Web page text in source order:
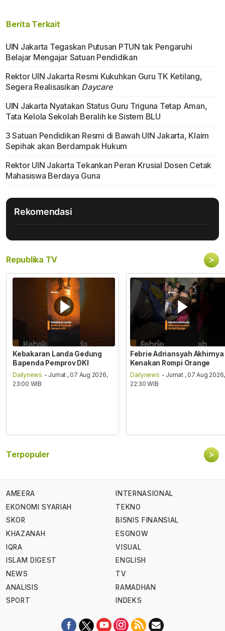
Berita Terkait
UIN Jakarta Tegaskan Putusan PTUN tak Pengaruhi
Belajar Mengajar Satuan Pendidikan
Rektor UIN Jakarta Resmi Kukuhkan Guru TK Ketilang,
Segera Realisasikan Daycare
UIN Jakarta Nyatakan Status Guru Triguna Tetap Aman,
Tata Kelola Sekolah Beralih ke Sistem BLU
3 Satuan Pendidikan Resmi di Bawah UIN Jakarta, Klaim
Sepihak akan Berdampak Hukum
Rektor UIN Jakarta Tekankan Peran Krusial Dosen Cetak
Mahasiswa Berdaya Guna
Rekomendasi
Republika TV >
Kebakaran Landa Gedung
Bapenda Pemprov DKI
Dailynews - Jumat , 07 Aug 2026,
23:00 WIB
Febrie Adriansyah Akhirnya
Kenakan Rompi Orange
Dailynews - Jumat , 07 Aug 2026,
22:30 WIB
Terpopuler >
AMEERA
EKONOMI SYARIAH
SKOR
KHAZANAH
IQRA
ISLAM DIGEST
NEWS
ANALISIS
SPORT
INTERNASIONAL
TEKNO
BISNIS FINANSIAL
ESGNOW
VISUAL
ENGLISH
TV
RAMADHAN
INDEKS